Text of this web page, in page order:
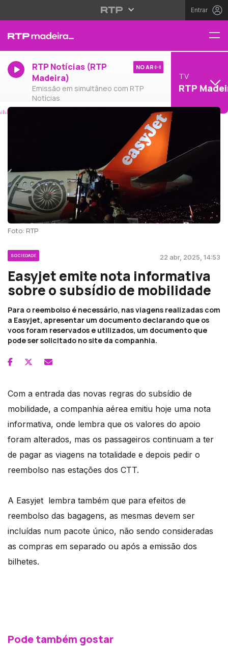
Entrar
RTP Notícias (RTP
Madeira)
Emissão em simultâneo com RTP
Notícias
NO AR
TV
RTP
Foto: RTP
SOCIEDADE 22 abr, 2025, 14:53
Easyjet emite nota informativa
sobre o subsídio de mobilidade
Para o reembolso é necessário, nas viagens realizadas com
a Easyjet, apresentar um documento declarando que os
voos foram reservados e utilizados, um documento que
pode ser solicitado no site da companhia.
Com a entrada das novas regras do subsídio de
mobilidade, a companhia aérea emitiu hoje uma nota
informativa, onde lembra que os valores do apoio
foram alterados, mas os passageiros continuam a ter
de pagar as viagens na totalidade e depois pedir o
reembolso nas estações dos CTT.
A Easyjet lembra também que para efeitos de
reembolso das bagagens, as mesmas devem ser
incluídas num pacote único, não sendo consideradas
as compras em separado ou após a emissão dos
bilhetes.
Pode também gostar